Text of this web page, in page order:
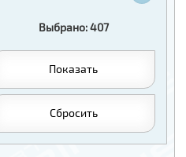
Выбрано: 407
Показать
Сбросить